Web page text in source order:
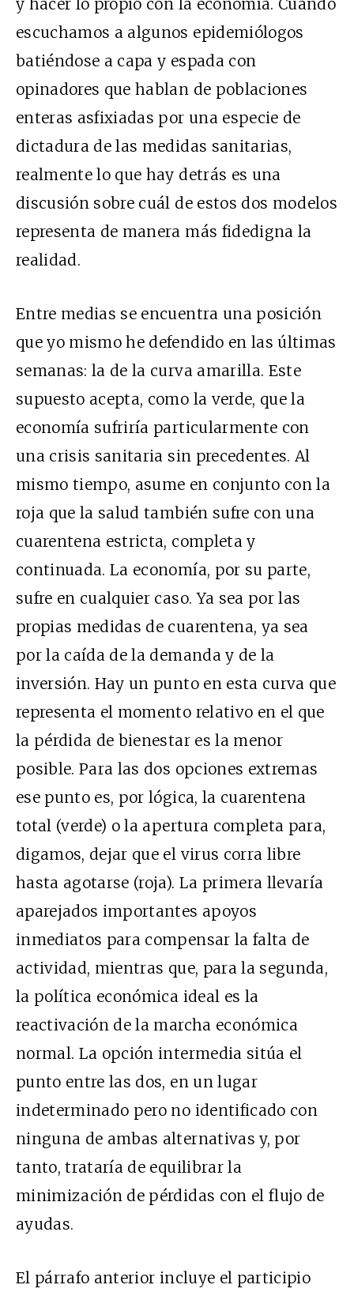
y hacer lo propio con la economía. Cuando
escuchamos a algunos epidemiólogos
batiéndose a capa y espada con
opinadores que hablan de poblaciones
enteras asfixiadas por una especie de
dictadura de las medidas sanitarias,
realmente lo que hay detrás es una
discusión sobre cuál de estos dos modelos
representa de manera más fidedigna la
realidad.
Entre medias se encuentra una posición
que yo mismo he defendido en las últimas
semanas: la de la curva amarilla. Este
supuesto acepta, como la verde, que la
economía sufriría particularmente con
una crisis sanitaria sin precedentes. Al
mismo tiempo, asume en conjunto con la
roja que la salud también sufre con una
cuarentena estricta, completa y
continuada. La economía, por su parte,
sufre en cualquier caso. Ya sea por las
propias medidas de cuarentena, ya sea
por la caída de la demanda y de la
inversión. Hay un punto en esta curva que
representa el momento relativo en el que
la pérdida de bienestar es la menor
posible. Para las dos opciones extremas
ese punto es, por lógica, la cuarentena
total (verde) o la apertura completa para,
digamos, dejar que el virus corra libre
hasta agotarse (roja). La primera llevaría
aparejados importantes apoyos
inmediatos para compensar la falta de
actividad, mientras que, para la segunda,
la política económica ideal es la
reactivación de la marcha económica
normal. La opción intermedia sitúa el
punto entre las dos, en un lugar
indeterminado pero no identificado con
ninguna de ambas alternativas y, por
tanto, trataría de equilibrar la
minimización de pérdidas con el flujo de
ayudas.
El párrafo anterior incluye el participio